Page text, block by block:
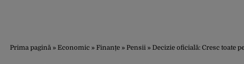
Prima pagină » Economic » Finanțe » Pensii » Decizie oficială: Cresc toate